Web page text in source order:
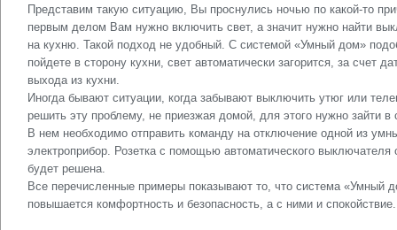
Представим такую ситуацию, Вы проснулись ночью по какой-то
первым делом Вам нужно включить свет, а значит нужно найти
на кухню. Такой подход не удобный. С системой «Умный дом»
пойдете в сторону кухни, свет автоматически загорится, за счет
выхода из кухни.
Иногда бывают ситуации, когда забывают выключить утюг или
решить эту проблему, не приезжая домой, для этого нужно зайти
В нем необходимо отправить команду на отключение одной из
электроприбор. Розетка с помощью автоматического
будет решена.
Все перечисленные примеры показывают то, что система «Умный
повышается комфортность и безопасность, а с ними и спокойствие.